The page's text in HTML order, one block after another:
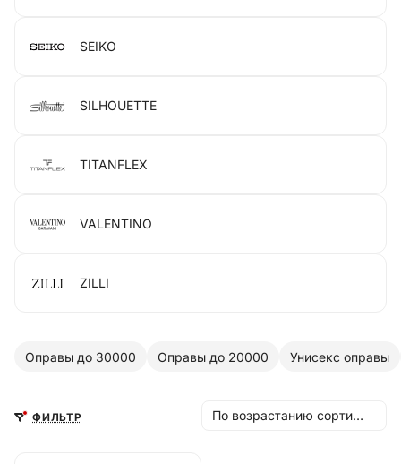
SEIKO
SILHOUETTE
TITANFLEX
VALENTINO
ZILLI
Оправы до 30000 Оправы до 20000 Унисекс оправы
ФИЛЬТР По возрастанию сортировки